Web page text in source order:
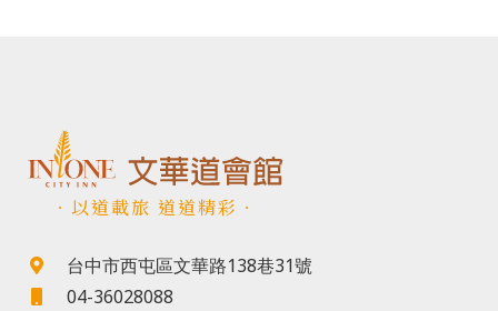
．以道載旅 道道精彩．
台中市西屯區文華路138巷31號
04-36028088